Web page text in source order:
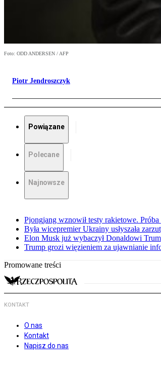
Foto: ODD ANDERSEN / AFP
Piotr Jendroszczyk
Powiązane
Polecane
Najnowsze
Pjongjang wznowił testy rakietowe.
Była wicepremier Ukrainy usłyszała
Elon Musk już wybaczył Donaldowi
Trump grozi więzieniem za ujawnianie
Promowane treści
KONTAKT
O nas
Kontakt
Napisz do nas